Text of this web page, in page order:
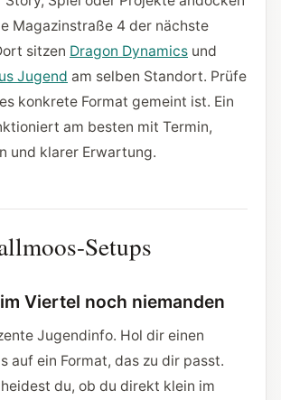
Magazinstraße 4 der nächste
sitzen Dragon Dynamics und
Jugend am selben Standort. Prüfe
konkrete Format gemeint ist. Ein
am besten mit Termin,
und klarer Erwartung.
Setups
Viertel noch niemanden
Jugendinfo. Hol dir einen
auf ein Format, das zu dir passt.
du, ob du direkt klein im